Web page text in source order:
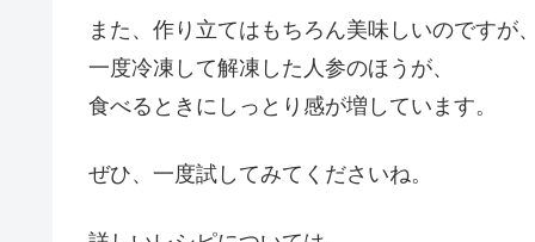
また、作り立てはもちろん美味しいのですが
一度冷凍して解凍した人参のほうが、
食べるときにしっとり感が増しています。
ぜひ、一度試してみてくださいね。